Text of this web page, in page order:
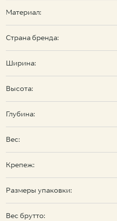
Материал:
Страна бренда:
Ширина:
Высота:
Глубина:
Вес:
Крепеж:
Размеры упаковки:
Вес брутто: